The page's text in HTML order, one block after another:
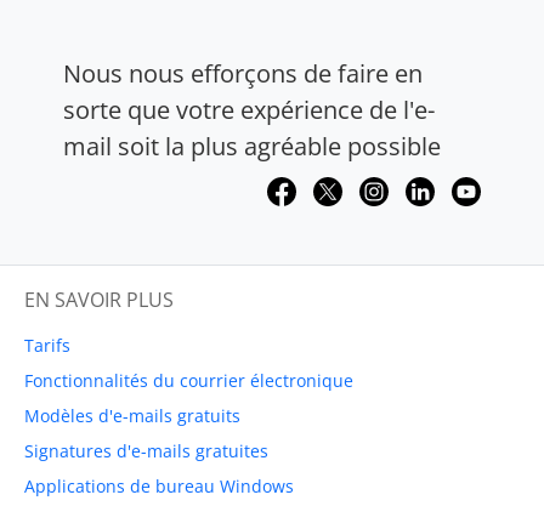
Nous nous efforçons de faire en
sorte que votre expérience de l'e-
mail soit la plus agréable possible
EN SAVOIR PLUS
Tarifs
Fonctionnalités du courrier électronique
Modèles d'e-mails gratuits
Signatures d'e-mails gratuites
Applications de bureau Windows